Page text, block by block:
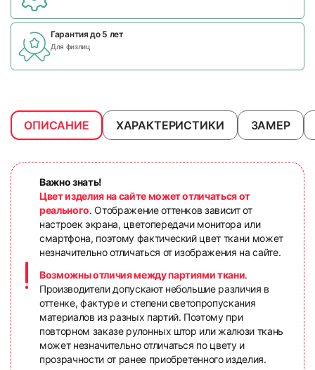
Гарантия до 5 лет
Для физлиц
ОПИСАНИЕ ХАРАКТЕРИСТИКИ ЗАМЕР
Важно знать!
Цвет изделия на сайте может отличаться от
реального. Отображение оттенков зависит от
настроек экрана, цветопередачи монитора или
смартфона, поэтому фактический цвет ткани может
незначительно отличаться от изображения на сайте.
Возможны отличия между партиями ткани.
Производители допускают небольшие различия в
оттенке, фактуре и степени светопропускания
материалов из разных партий. Поэтому при
повторном заказе рулонных штор или жалюзи ткань
может незначительно отличаться по цвету и
прозрачности от ранее приобретенного изделия.